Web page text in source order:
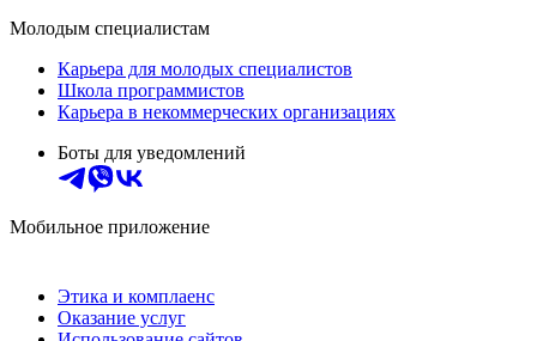
Молодым специалистам
Карьера для молодых специалистов
Школа программистов
Карьера в некоммерческих организациях
Боты для уведомлений
Мобильное приложение
Этика и комплаенс
Оказание услуг